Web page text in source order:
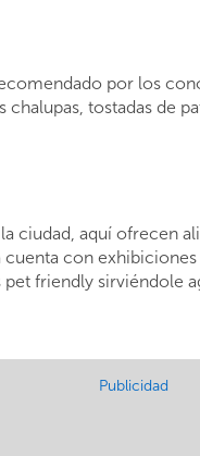
por los
tostadas de
ciudad, aquí ofrecen
con
friendly sirviéndole
Publicidad